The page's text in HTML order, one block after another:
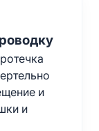
и
и